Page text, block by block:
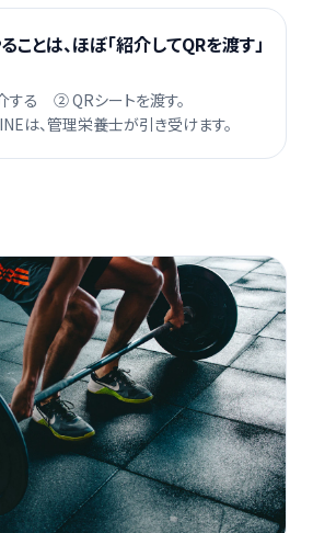
ことは、ほぼ「紹介してQRを渡す」
る ② QRシートを渡す。
は、管理栄養士が引き受けます。